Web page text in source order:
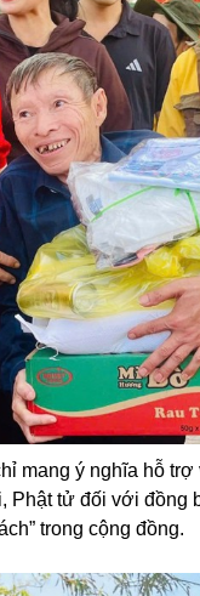
mang ý nghĩa hỗ
Phật tử đối với đồng
trong cộng đồng.